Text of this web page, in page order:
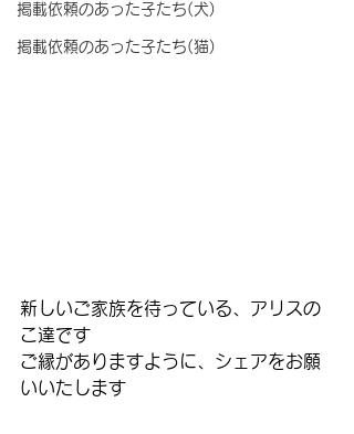
掲載依頼のあった子たち(犬)
掲載依頼のあった子たち(猫)
新しいご家族を待っている、アリスの
こ達です
ご縁がありますように、シェアをお願
いいたします